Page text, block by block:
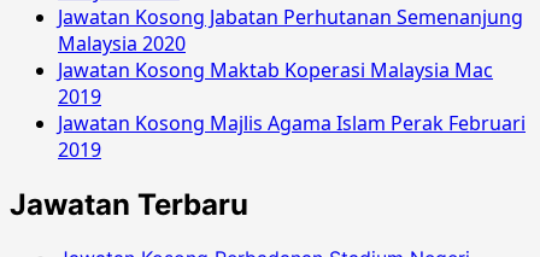
Jawatan Kosong Jabatan Perhutanan Semenanjung
Malaysia 2020
Jawatan Kosong Maktab Koperasi Malaysia Mac
2019
Jawatan Kosong Majlis Agama Islam Perak Februari
2019
Jawatan Terbaru